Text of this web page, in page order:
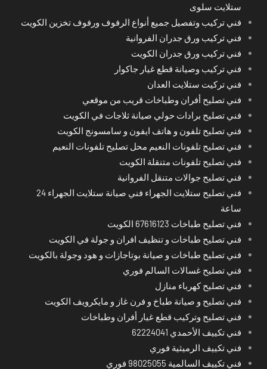
ستلايت سلوى
فني تركيب وتفصيل جميع أنواع الرفوف ورفوف تخزين الكويت
فني تركيب ورق جدران الفروانية
فني تركيب ورق جدران الكويت
فني تركيب وصيانة قطع غيار جاكوار
فني تركيت ستلايت العدان
فني تصليح أفران وطباخات قريب من موقعي
فني تصليح برادات حولي صيانة ثلاجات في الكويت
فني تصليح تلفون و هاتف ايفون و سامسونج الكويت
فني تصليح تلفونات النعيم محل تصليح تلفونات النعيم
فني تصليح تلفونات متنقلة الكويت
فني تصليح جوالات متنقل الفروانية
فني تصليح ستلايت الجهراء فني صيانة ستلايت الجهراء 24
ساعة
فني تصليح طباخات 67616123 الكويت
فني تصليح طباخات و تنظيف افران و جولة في الكويت
فني تصليح طباخات و صيانة بوتاجازات و هود وجولة بالكويت
فني تصليح غسالات السالم فوري
فني تصليح كهرباء منازل
فني تصليح و صيانة طباخ و فرن غاز و مايكرويف الكويت
فني تصليح وتركيب قطع غيار أفران وطباخات
فني تكييف الأحمدي 62224041
فني تكييف الرميثية فوري
فني تكييف السالمية 98025055 فوري